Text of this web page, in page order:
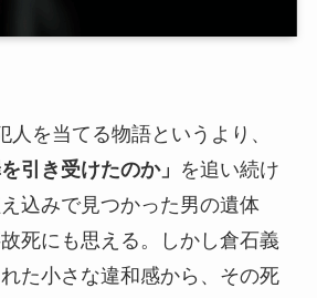
人を当てる物語というより、
引き受けたのか」 を追い続け
込みで見つかった男の遺体
死にも思える。しかし倉石義
た小さな違和感から、その死